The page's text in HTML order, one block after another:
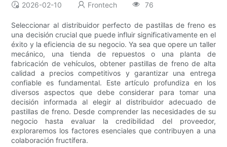
2026-02-10 Frontech 76
Seleccionar al distribuidor perfecto de pastillas de freno es
una decisión crucial que puede influir significativamente en el
éxito y la eficiencia de su negocio. Ya sea que opere un taller
mecánico, una tienda de repuestos o una planta de
fabricación de vehículos, obtener pastillas de freno de alta
calidad a precios competitivos y garantizar una entrega
confiable es fundamental. Este artículo profundiza en los
diversos aspectos que debe considerar para tomar una
decisión informada al elegir al distribuidor adecuado de
pastillas de freno. Desde comprender las necesidades de su
negocio hasta evaluar la credibilidad del proveedor,
exploraremos los factores esenciales que contribuyen a una
colaboración fructífera.